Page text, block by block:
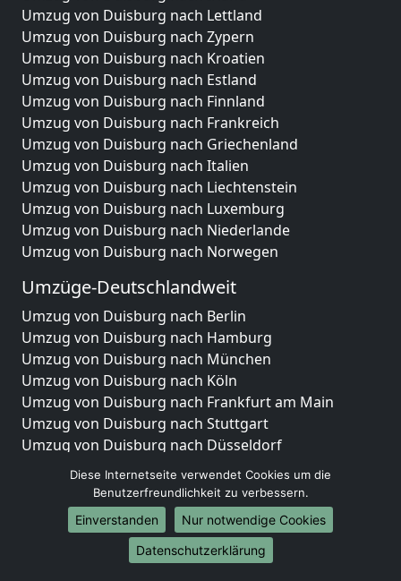
Umzug von Duisburg nach Lettland
Umzug von Duisburg nach Zypern
Umzug von Duisburg nach Kroatien
Umzug von Duisburg nach Estland
Umzug von Duisburg nach Finnland
Umzug von Duisburg nach Frankreich
Umzug von Duisburg nach Griechenland
Umzug von Duisburg nach Italien
Umzug von Duisburg nach Liechtenstein
Umzug von Duisburg nach Luxemburg
Umzug von Duisburg nach Niederlande
Umzug von Duisburg nach Norwegen
Umzüge-Deutschlandweit
Umzug von Duisburg nach Berlin
Umzug von Duisburg nach Hamburg
Umzug von Duisburg nach München
Umzug von Duisburg nach Köln
Umzug von Duisburg nach Frankfurt am Main
Umzug von Duisburg nach Stuttgart
Umzug von Duisburg nach Düsseldorf
Umzug von Duisburg nach Leipzig
Umzug von Duisburg nach Dortmund
Umzug von Duisburg nach Essen
Umzug von Duisburg nach Bremen
Umzug von Duisburg nach Dresden
Diese Internetseite verwendet Cookies um die
Benutzerfreundlichkeit zu verbessern.
Einverstanden
Nur notwendige Cookies
Datenschutzerklärung